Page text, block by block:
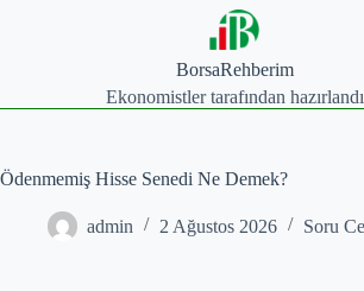
BorsaRehberim
Ekonomistler tarafından hazırlandı
Ödenmemiş Hisse Senedi Ne Demek?
admin 2 Ağustos 2026 Soru